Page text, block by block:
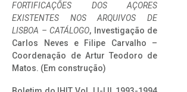
FORTIFICAÇÕES DOS AÇORES
EXISTENTES NOS ARQUIVOS DE
LISBOA – CATÁLOGO, Investigação de
Carlos Neves e Filipe Carvalho –
Coordenação de Artur Teodoro de
Matos. (Em construção)